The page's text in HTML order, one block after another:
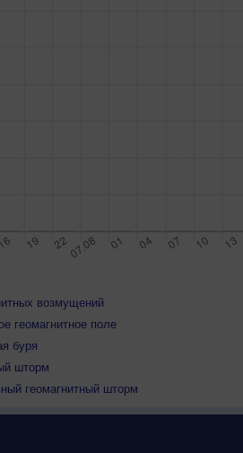
возмущений
геомагнитное поле
буря
шторм
геомагнитный шторм